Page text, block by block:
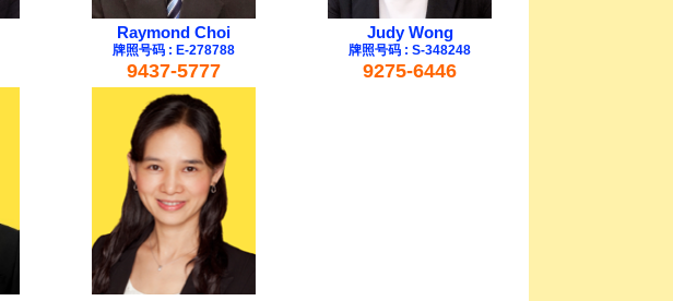
Raymond Choi
牌照号码 : E-278788
9437-5777
Judy Wong
牌照号码 : S-348248
9275-6446